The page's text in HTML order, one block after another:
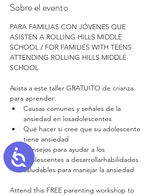
Accessibility
Sobre el evento
PARA FAMILIAS CON JÓVENES QUE
ASISTEN A ROLLING HILLS MIDDLE
SCHOOL / FOR FAMILIES WITH TEENS
ATTENDING ROLLING HILLS MIDDLE
SCHOOL
Asista a este taller GRATUITO de crianza
para aprender:
Causas comunes y señales de la
ansiedad en losadolescentes
Qué hacer si cree que su adolescente
tiene ansiedad
Consejos para ayudar a los
adolescentes a desarrollarhabilidades
saludables para manejar la ansiedad
Attend this FREE parenting workshop to